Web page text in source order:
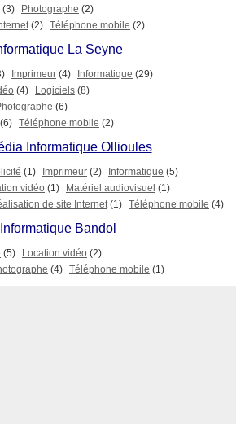
(3) Photographe (2)
(2) Téléphone mobile (2)
La Seyne
Imprimeur (4) Informatique (29)
(4) Logiciels (8)
(6)
(6) Téléphone mobile (2)
Informatique Ollioules
(1) Imprimeur (2) Informatique (5)
vidéo (1) Matériel audiovisuel (1)
de site Internet (1) Téléphone mobile (4)
Bandol
(5) Location vidéo (2)
(4) Téléphone mobile (1)